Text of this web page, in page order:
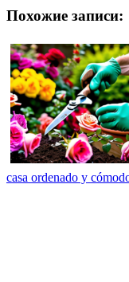
Похожие записи:
casa ordenado y